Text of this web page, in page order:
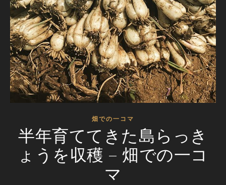
畑での一コマ
半年育ててきた島らっき
ょうを収穫 – 畑での一コ
マ